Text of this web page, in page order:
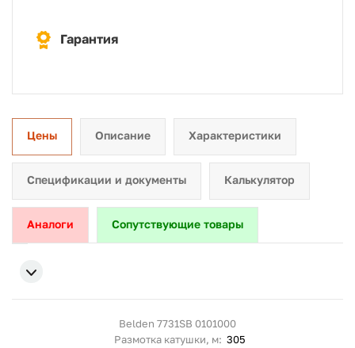
Гарантия
Цены Описание Характеристики
Спецификации и документы Калькулятор
Аналоги Сопутствующие товары
Belden 7731SB 0101000
Размотка катушки, м: 305